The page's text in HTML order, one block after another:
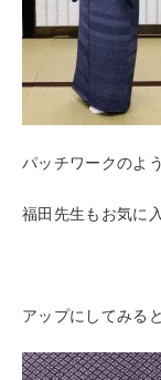
パッチワークのよ
福田先生もお気に
アップにしてみると